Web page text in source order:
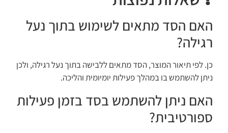
האם הסד מתאים לשימוש בתוך נעל
רגילה?
כן. לפי תיאור המוצר, הסד מתאים ללבישה בתוך נעל רגילה, ולכן
ניתן להשתמש בו במהלך פעילות יומיומית והליכה.
האם ניתן להשתמש בסד בזמן פעילות
ספורטיבית?